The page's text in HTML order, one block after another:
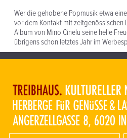
Wer die gehobene Popmusik etwa
vor dem Kontakt mit zeitgenössischen
Album von Mino Cinelu seine helle
übrigens schon letztes Jahr im